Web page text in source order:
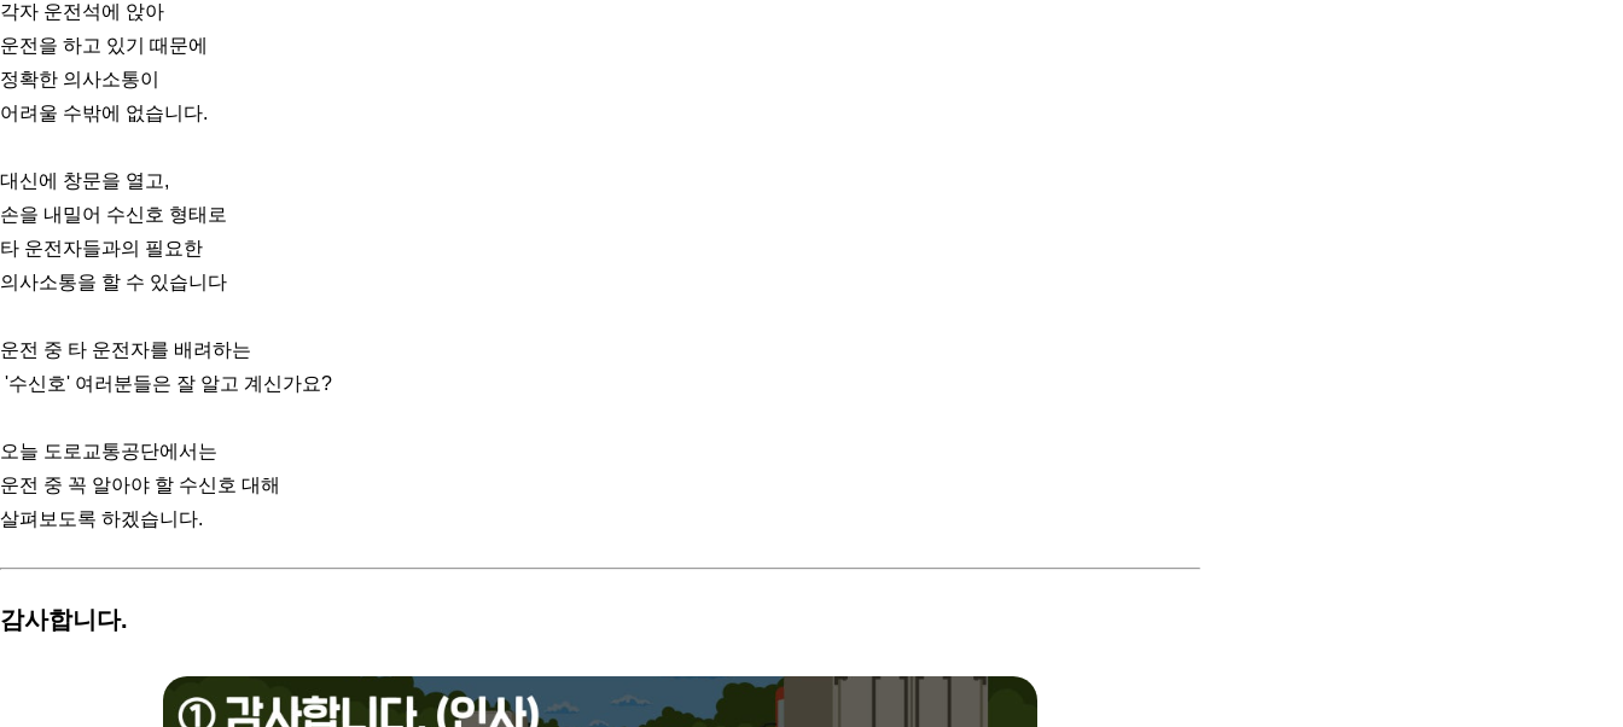
각자 운전석에 앉아
운전을 하고 있기 때문에
정확한 의사소통이
어려울 수밖에 없습니다.
대신에 창문을 열고,
손을 내밀어 수신호 형태로
타 운전자들과의 필요한
의사소통을 할 수 있습니다
운전 중 타 운전자를 배려하는
'수신호' 여러분들은 잘 알고 계신가요?
오늘 도로교통공단에서는
운전 중 꼭 알아야 할 수신호 대해
살펴보도록 하겠습니다.
감사합니다.